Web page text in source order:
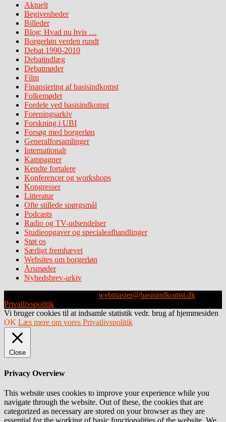
Aktuelt
Begivenheder
Billeder
Blog: Hvad nu hvis …
Borgerløn verden rundt
Debat 1990-2010
Debatindlæg
Debatmøder
Film
Finansiering af basisindkomst
Folkemødet
Fordele ved basisindkomst
Foreningsarkiv
Forskning i UBI
Forsøg med borgerløn
Generalforsamlinger
Internationalt
Kampagner
Kendte fortalere
Konferencer og workshops
Kongresser
Litteratur
Ofte stillede spørgsmål
Podcasts
Radio og TV-udsendelser
Studieopgaver og specialeafhandlinger
Støt os
Særligt fremhævet
Websites om borgerløn
Årsmøder
Nyhedsbrev-arkiv
webmaster@basisindkomst.dk
Privatlivspolitik
Vi bruger cookies til at indsamle statistik vedr. brug af hjemmesiden
OK Læs mere om vores Privatlivspolitik
Close
Privacy Overview
This website uses cookies to improve your experience while you
navigate through the website. Out of these, the cookies that are
categorized as necessary are stored on your browser as they are
essential for the working of basic functionalities of the website. We